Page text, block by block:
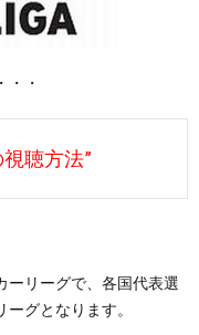
・・
聴方法”
ーリーグで、各国代表選
グとなります。